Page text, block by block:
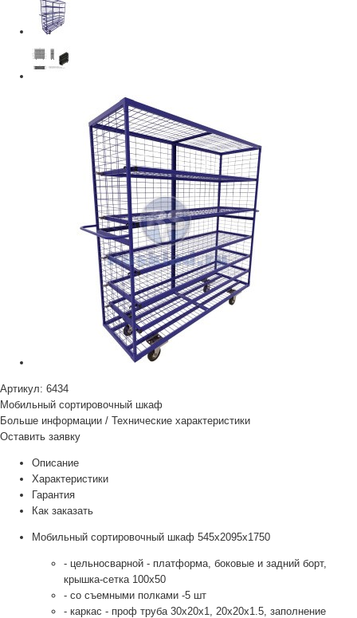
Артикул: 6434
Мобильный сортировочный шкаф
Больше информации / Технические характеристики
Оставить заявку
Описание
Характеристики
Гарантия
Как заказать
Мобильный сортировочный шкаф 545х2095х1750
- цельносварной - платформа, боковые и задний борт,
крышка-сетка 100х50
- со съемными полками -5 шт
- каркас - проф труба 30х20х1, 20х20х1.5, заполнение